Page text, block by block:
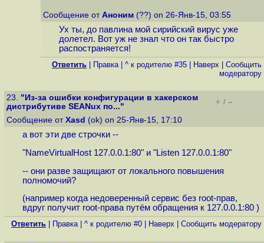
Сообщение от Аноним (??) on 26-Янв-15, 03:55
Ух ты, до павлина мой сирийский вирус уже
долетел. Вот уж не знал что он так быстро
распостраняется!
Ответить Правка| ^ к родителю #35 Наверх
Cообщить
модератору
23. "Из-за ошибки конфигурации в хакерском
дистрибутиве SEANux по..."
+ / –
Сообщение от Xasd (ok) on 25-Янв-15, 17:10
а вот эти две строчки --
"NameVirtualHost 127.0.0.1:80" и "Listen 127.0.0.1:80"
-- они разве защищают от локального повышения
полномочий?
(например когда недоверенный сервис без root-прав,
вдруг получит root-права путём обращения к 127.0.0.1:80 )
Ответить Правка| ^ к родителю #0 Наверх Cообщить модератору